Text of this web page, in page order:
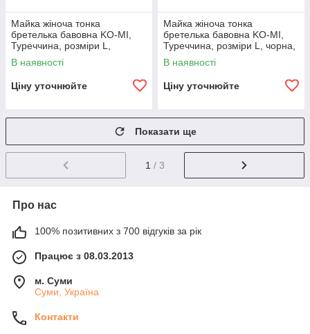
Майка жіноча тонка
бретелька бавовна KO-MI,
Туреччина, розміри L,
бежева, 07967
В наявності
Ціну уточнюйте
Майка жіноча тонка
бретелька бавовна KO-MI,
Туреччина, розміри L, чорна,
07957
В наявності
Ціну уточнюйте
Показати ще
1 / 3
Про нас
100% позитивних з 700 відгуків за рік
Працює з 08.03.2013
м. Суми
Суми, Україна
Контакти